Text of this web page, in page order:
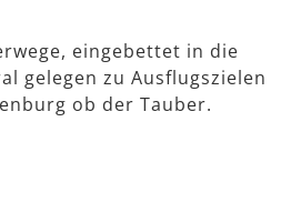
eingebettet in die
gelegen zu Ausflugszielen
ob der Tauber.